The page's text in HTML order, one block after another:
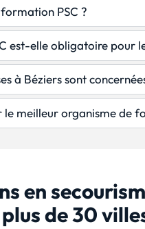
PSC ?
est-elle obligatoire pour
à Béziers sont
meilleur organisme de
en
de 30